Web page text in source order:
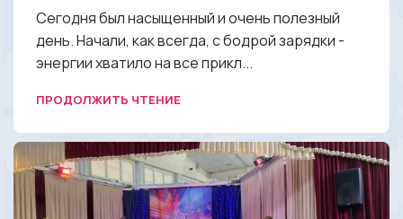
Сегодня был насыщенный и очень полезный
день. Начали, как всегда, с бодрой зарядки -
энергии хватило на все прикл...
ПРОДОЛЖИТЬ ЧТЕНИЕ